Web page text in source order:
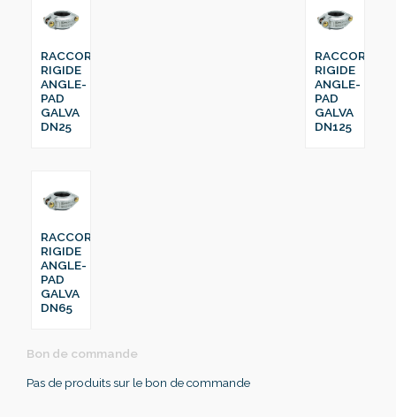
RACCORD
RIGIDE
ANGLE-
PAD
GALVA
DN25
RACCORD
RIGIDE
ANGLE-
PAD
GALVA
DN125
RACCORD
RIGIDE
ANGLE-
PAD
GALVA
DN65
Bon de commande
Pas de produits sur le bon de commande